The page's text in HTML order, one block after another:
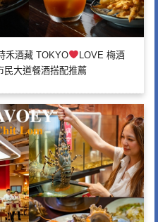
禾酒藏 TOKYO
LOVE 梅酒
民大道餐酒搭配推薦